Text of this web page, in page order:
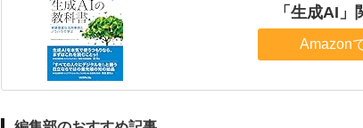
「生成AI」
Amazon